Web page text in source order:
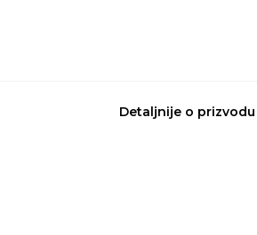
Detaljnije o prizvodu